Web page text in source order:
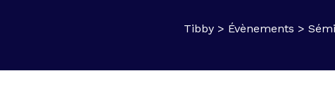
Tibby > Évènements >